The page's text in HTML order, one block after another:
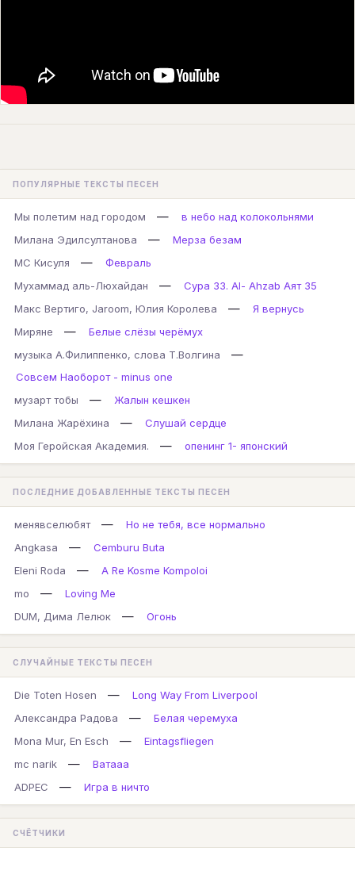
ПОПУЛЯРНЫЕ ТЕКСТЫ ПЕСЕН
Мы полетим над городом —
в небо над колокольнями
Милана Эдилсултанова
—
Мерза безам
МС Кисуля
—
Февраль
Мухаммад аль-Люхайдан
—
Сура 33. Al- Ahzab Аят 35
Макс Вертиго, Jaroom, Юлия Королева
—
Я вернусь
Миряне
—
Белые слёзы черёмух
музыка А.Филиппенко, слова Т.Волгина
—
Совсем Наоборот - minus one
музарт тобы
—
Жалын кешкен
Милана Жарёхина
—
Слушай сердце
Моя Геройская Академия.
— опенинг 1- японский
ПОСЛЕДНИЕ ДОБАВЛЕННЫЕ ТЕКСТЫ ПЕСЕН
менявселюбят —
Но не тебя, все нормально
Angkasa
—
Cemburu Buta
Eleni Roda
—
A Re Kosme Kompoloi
mo
—
Loving Me
DUM, Дима Лелюк
— Огонь
СЛУЧАЙНЫЕ ТЕКСТЫ ПЕСЕН
Die Toten Hosen —
Long Way From Liverpool
Александра Радова
—
Белая черемуха
Mona Mur, En Esch
—
Eintagsfliegen
mc narik
—
Ватааа
ADPEC
— Игра в ничто
СЧЁТЧИКИ